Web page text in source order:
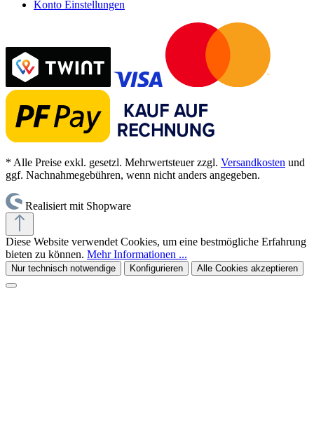
Konto Einstellungen
* Alle Preise exkl. gesetzl. Mehrwertsteuer zzgl. Versandkosten und
ggf. Nachnahmegebühren, wenn nicht anders angegeben.
Realisiert mit Shopware
Diese Website verwendet Cookies, um eine bestmögliche Erfahrung
bieten zu können. Mehr Informationen ...
Nur technisch notwendige Konfigurieren Alle Cookies akzeptieren